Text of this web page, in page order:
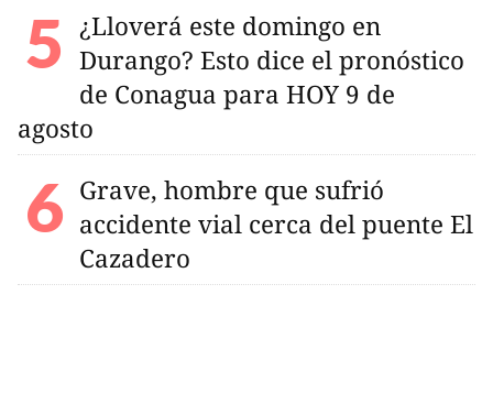
¿Lloverá este domingo en
Durango? Esto dice el pronóstico
de Conagua para HOY 9 de
agosto
Grave, hombre que sufrió
accidente vial cerca del puente El
Cazadero